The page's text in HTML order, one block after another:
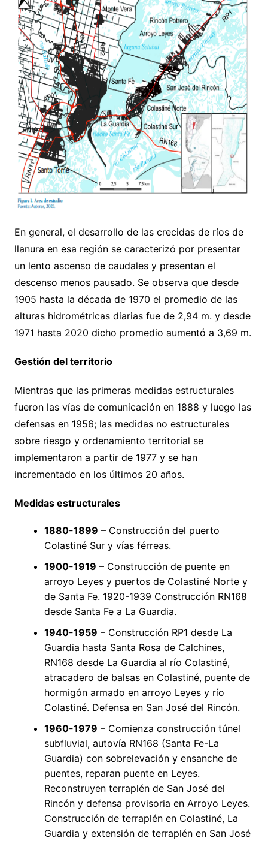
En general, el desarrollo de las crecidas de ríos de
llanura en esa región se caracterizó por presentar
un lento ascenso de caudales y presentan el
descenso menos pausado. Se observa que desde
1905 hasta la década de 1970 el promedio de las
alturas hidrométricas diarias fue de 2,94 m. y desde
1971 hasta 2020 dicho promedio aumentó a 3,69 m.
Gestión del territorio
Mientras que las primeras medidas estructurales
fueron las vías de comunicación en 1888 y luego las
defensas en 1956; las medidas no estructurales
sobre riesgo y ordenamiento territorial se
implementaron a partir de 1977 y se han
incrementado en los últimos 20 años.
Medidas estructurales
1880-1899 – Construcción del puerto
Colastiné Sur y vías férreas.
1900-1919 – Construcción de puente en
arroyo Leyes y puertos de Colastiné Norte y
de Santa Fe. 1920-1939 Construcción RN168
desde Santa Fe a La Guardia.
1940-1959 – Construcción RP1 desde La
Guardia hasta Santa Rosa de Calchines,
RN168 desde La Guardia al río Colastiné,
atracadero de balsas en Colastiné, puente de
hormigón armado en arroyo Leyes y río
Colastiné. Defensa en San José del Rincón.
1960-1979 – Comienza construcción túnel
subfluvial, autovía RN168 (Santa Fe-La
Guardia) con sobrelevación y ensanche de
puentes, reparan puente en Leyes.
Reconstruyen terraplén de San José del
Rincón y defensa provisoria en Arroyo Leyes.
Construcción de terraplén en Colastiné, La
Guardia y extensión de terraplén en San José